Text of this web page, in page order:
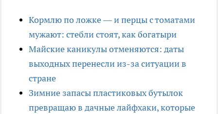
Кормлю по ложке — и перцы с томатами
мужают: стебли стоят, как богатыри
Майские каникулы отменяются: даты
выходных перенесли из-за ситуации в
стране
Зимние запасы пластиковых бутылок
превращаю в дачные лайфхаки, которые